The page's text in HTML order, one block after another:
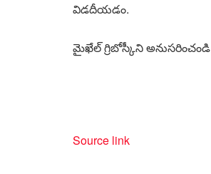
విడదీయడం.
మైఖేల్ గ్రిబోస్కీని అనుసరించండి
Source link